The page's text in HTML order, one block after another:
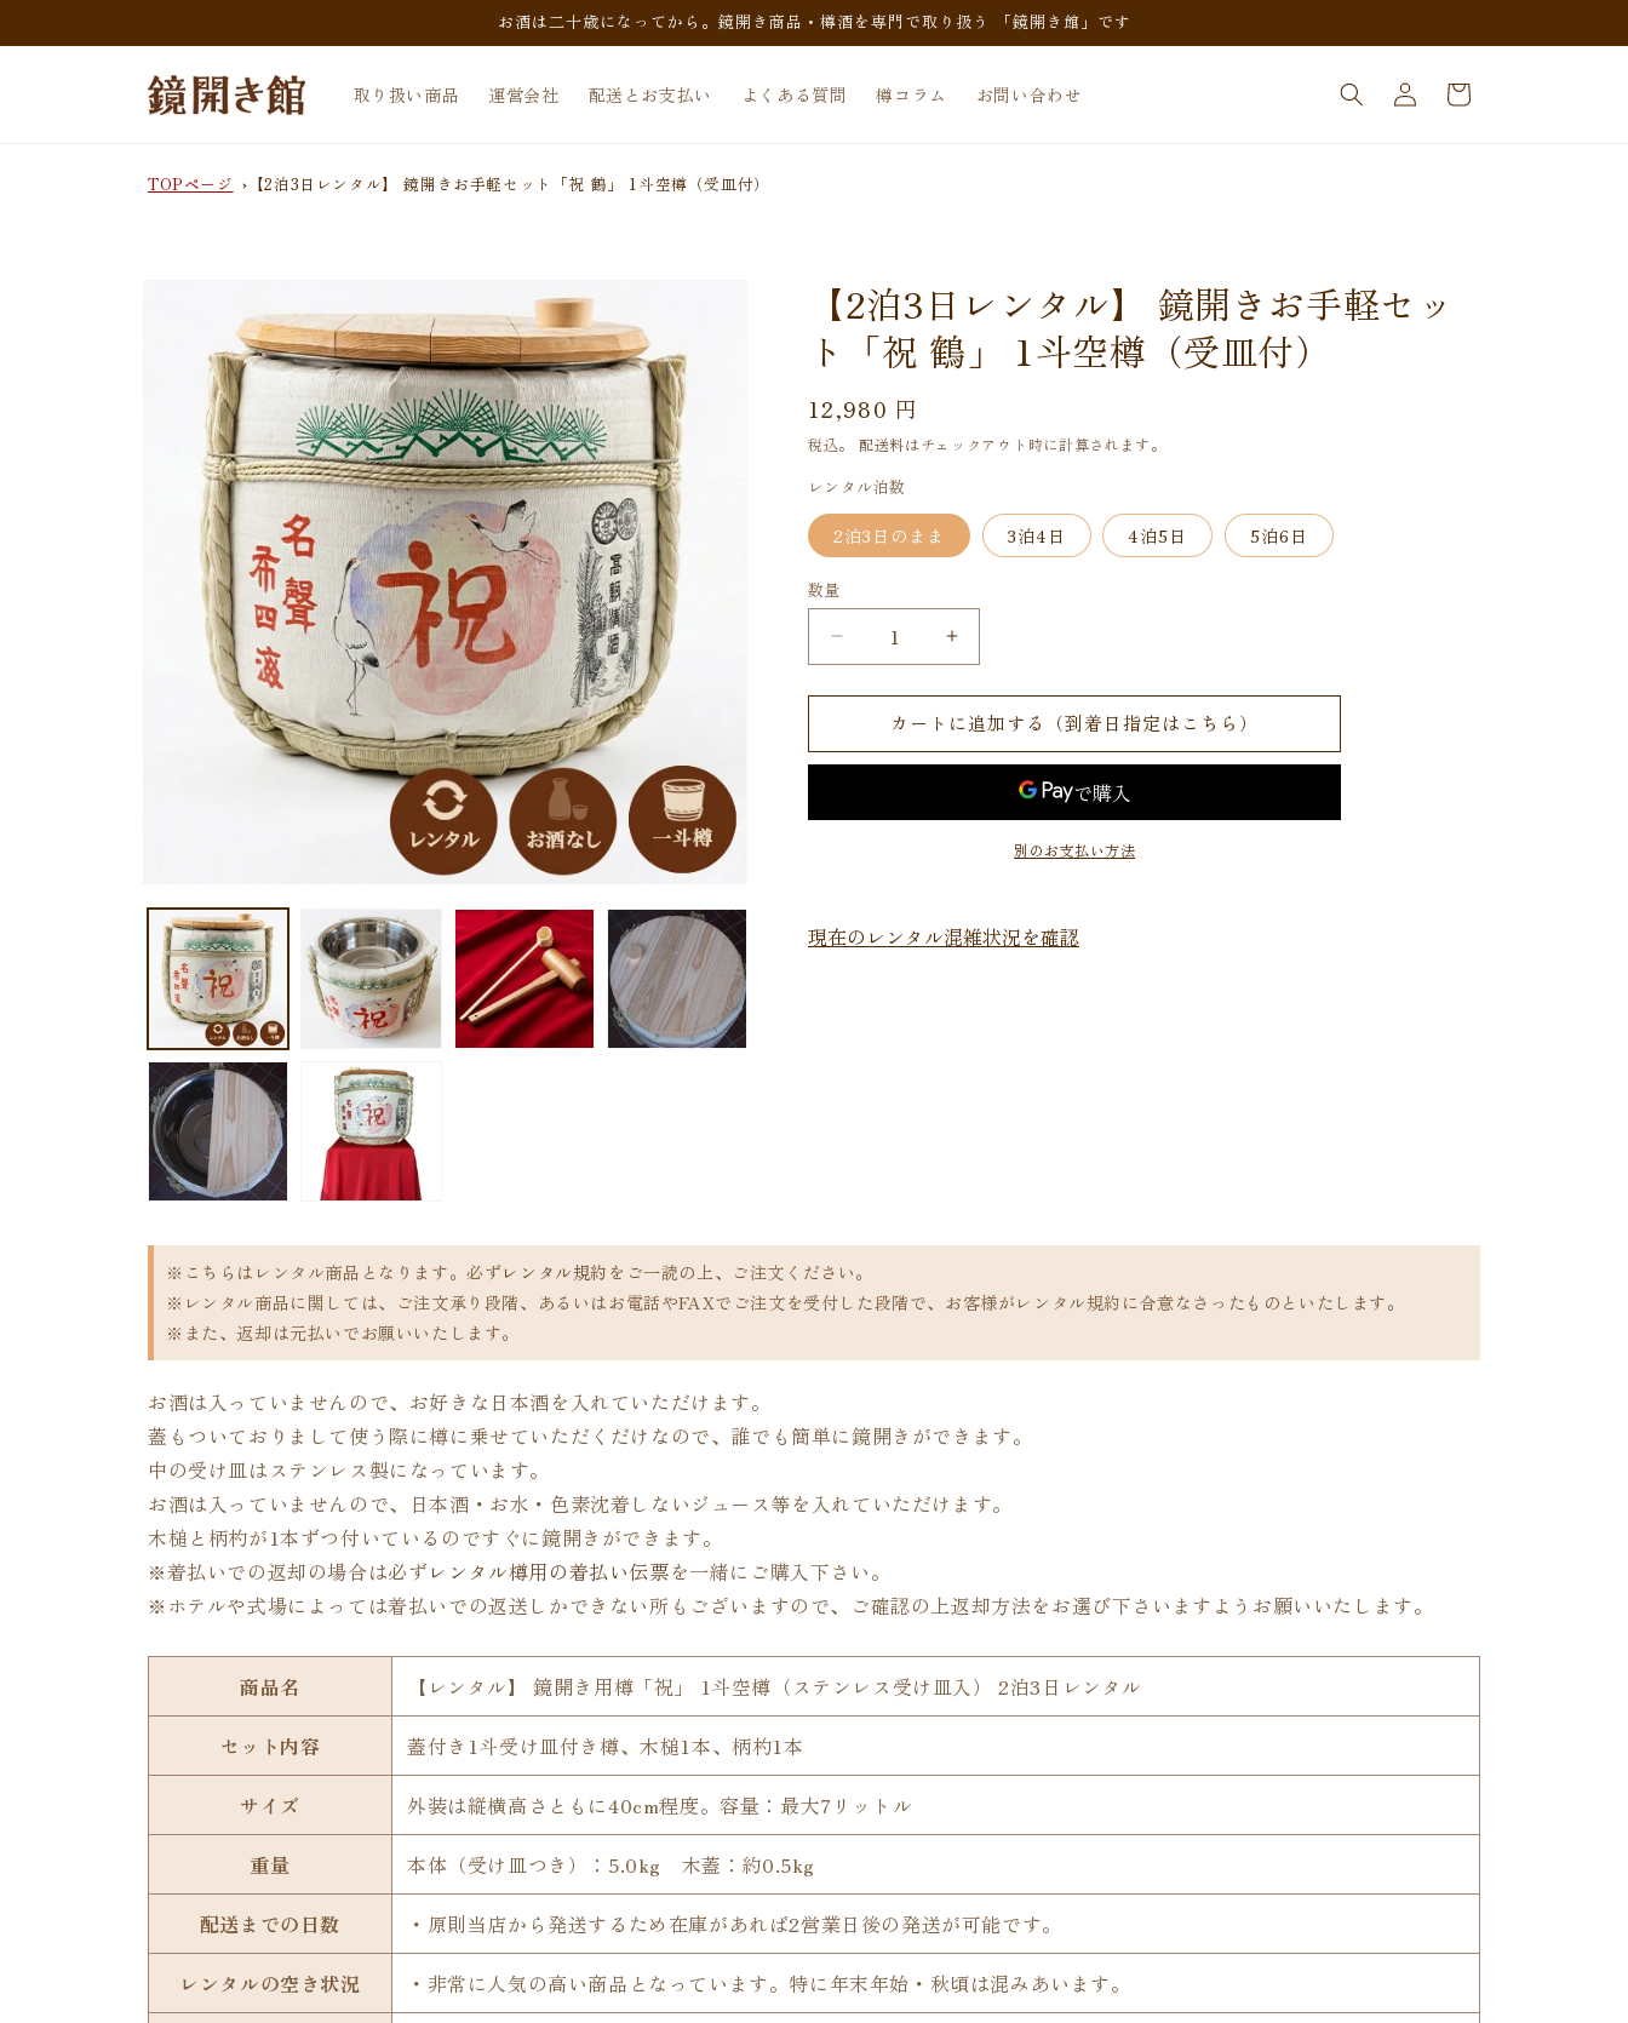
お酒は二十歳になってから。鏡開き商品・樽酒を専門で取り扱う 「鏡開き館」です
取り扱い商品 運営会社 配送とお支払い よくある質問 樽コラム お問い合わせ
ロ
グ
イ
ー
TOPページ 【2泊3日レンタル】 鏡開きお手軽セット「祝 鶴」 1斗空樽（受皿付）
【2泊3日レンタル】 鏡開きお手軽セッ
ト「祝 鶴」 1斗空樽（受皿付）
通
常
12,980 円
税込。 配送料はチェックアウト時に計算されます。
レンタル泊数
2泊3日のまま 3泊4日 4泊5日 5泊6日
数量
3
レ
タ
き
空
樽
（受
付）
数
減
す
【2
3
日
レ
タ
き
空
（受
付）
数
増
カートに追加する（到着日指定はこちら）
別のお支払い方法
現在のレンタル混雑状況を確認
※こちらはレンタル商品となります。必ずレンタル規約 をご一読の上、ご注文ください。
※レンタル商品に関しては、ご注文承り段階、あるいはお電話やFAXでご注文を受付した段階で、お客様がレンタル規約に合意なさったものといたします。
※また、返却は元払いでお願いいたします。
お酒は入っていませんので、お好きな日本酒を入れていただけます。
蓋もついておりまして使う際に樽に乗せていただくだけなので、誰でも簡単に鏡開きができます。
中の受け皿はステンレス製になっています。
お酒は入っていませんので、日本酒・お水・色素沈着しないジュース等を入れていただけます。
木槌と柄杓が1本ずつ付いているのですぐに鏡開きができます。
※着払いでの返却の場合は必ずレンタル樽用の着払い伝票を一緒にご購入下さい。
※ホテルや式場によっては着払いでの返送しかできない所もございますので、ご確認の上返却方法をお選び下さいますようお願いいたします。
商品名 【レンタル】 鏡開き用樽「祝」 1斗空樽（ステンレス受け皿入） 2泊3日レンタル
セット内容 蓋付き1斗受け皿付き樽、木槌1本、柄杓1本
サイズ 外装は縦横高さともに40cm程度。容量：最大7リットル
重量 本体（受け皿つき）：5.0kg 木蓋：約0.5kg
配送までの日数 ・原則当店から発送するため在庫があれば2営業日後の発送が可能です。
レンタルの空き状況 ・非常に人気の高い商品となっています。特に年末年始・秋頃は混みあいます。